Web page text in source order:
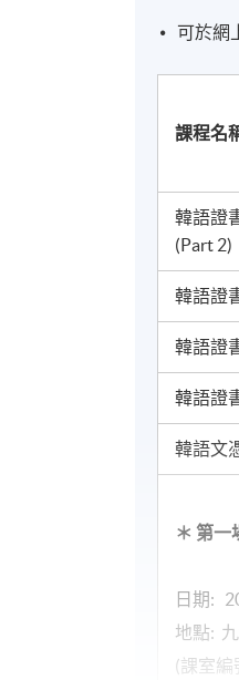
可於網
課程名
韓語證
(Part 2)
韓語證
韓語證
韓語
韓語文
＊ 第一
日期:
地點:
(課室編